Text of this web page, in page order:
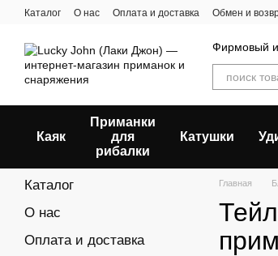
Перейти к основному контенту
Каталог О нас Оплата и доставка Обмен и
Фирмовый
Каяк
Приманки
для
рибалки
Катушки
Главная
Каталог
О нас
Оплата и доставка